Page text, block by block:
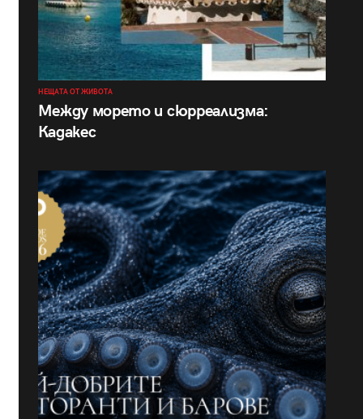
НЕЩАТА ОТ ЖИВОТА
Между морето и сюрреализма:
Кадакес